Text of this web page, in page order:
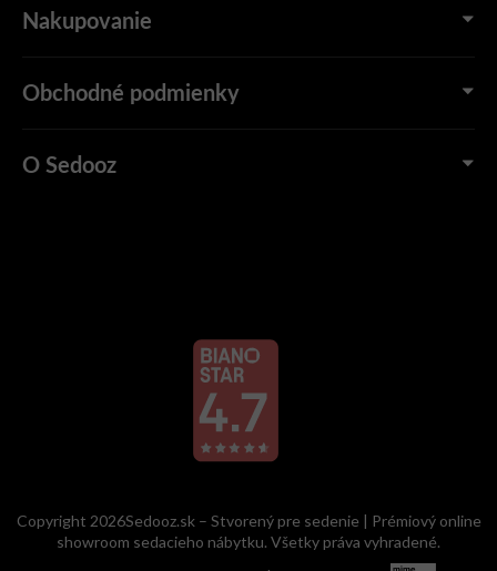
Nakupovanie
Obchodné podmienky
O Sedooz
Copyright 2026Sedooz.sk – Stvorený pre sedenie | Prémiový online
showroom sedacieho nábytku. Všetky práva vyhradené.